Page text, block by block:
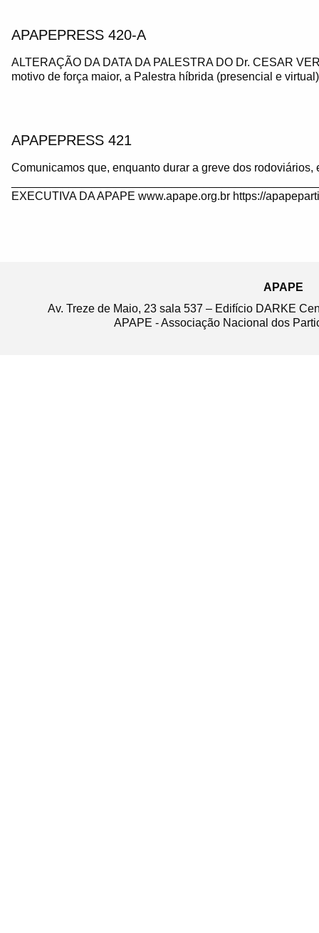
APAPEPRESS 420-A
ALTERAÇÃO DA DATA DA PALESTRA DO Dr. CESAR
motivo de força maior, a Palestra híbrida (presencial e
APAPEPRESS 421
Comunicamos que, enquanto durar a greve dos
EXECUTIVA DA APAPE www.apape.org.br https://
APAPE
Av. Treze de Maio, 23 sala 537 – Edifício DARKE
APAPE - Associação Nacional dos